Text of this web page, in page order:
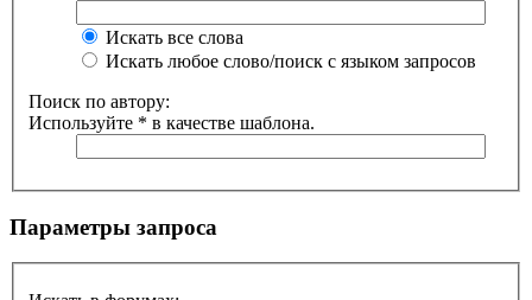
Искать все слова
Искать любое слово/поиск с языком запросов
Поиск по автору:
Используйте * в качестве шаблона.
Параметры запроса